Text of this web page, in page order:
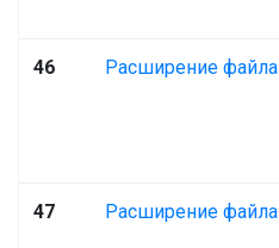
46 Расширение файла
47 Расширение файла